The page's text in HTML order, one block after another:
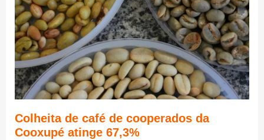
Colheita de café de cooperados da
Cooxupé atinge 67,3%